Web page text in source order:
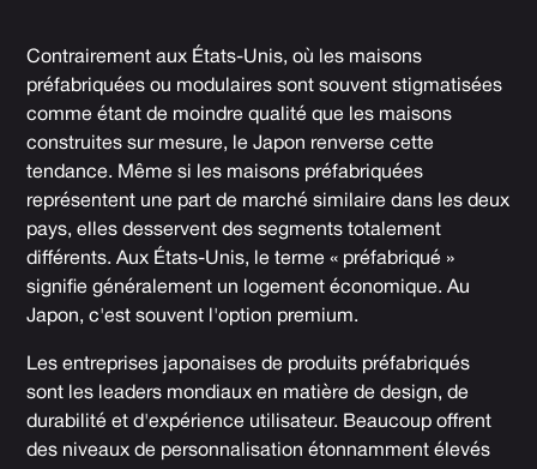
Contrairement aux États-Unis, où les maisons
préfabriquées ou modulaires sont souvent stigmatisées
comme étant de moindre qualité que les maisons
construites sur mesure, le Japon renverse cette
tendance. Même si les maisons préfabriquées
représentent une part de marché similaire dans les deux
pays, elles desservent des segments totalement
différents. Aux États-Unis, le terme « préfabriqué »
signifie généralement un logement économique. Au
Japon, c'est souvent l'option premium.
Les entreprises japonaises de produits préfabriqués
sont les leaders mondiaux en matière de design, de
durabilité et d'expérience utilisateur. Beaucoup offrent
des niveaux de personnalisation étonnamment élevés